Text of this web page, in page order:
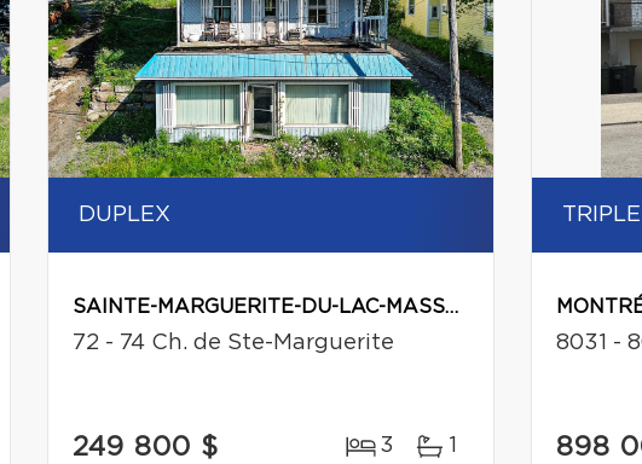
DUPLEX
SAINTE-MARGUERITE-DU-LAC-MASSON
72 - 74 Ch. de Ste-Marguerite
249 800 $ 3 1
8031 -
898